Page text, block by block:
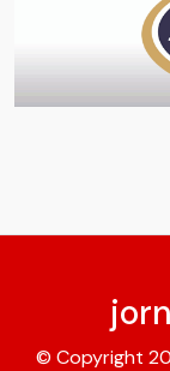
© Copyright